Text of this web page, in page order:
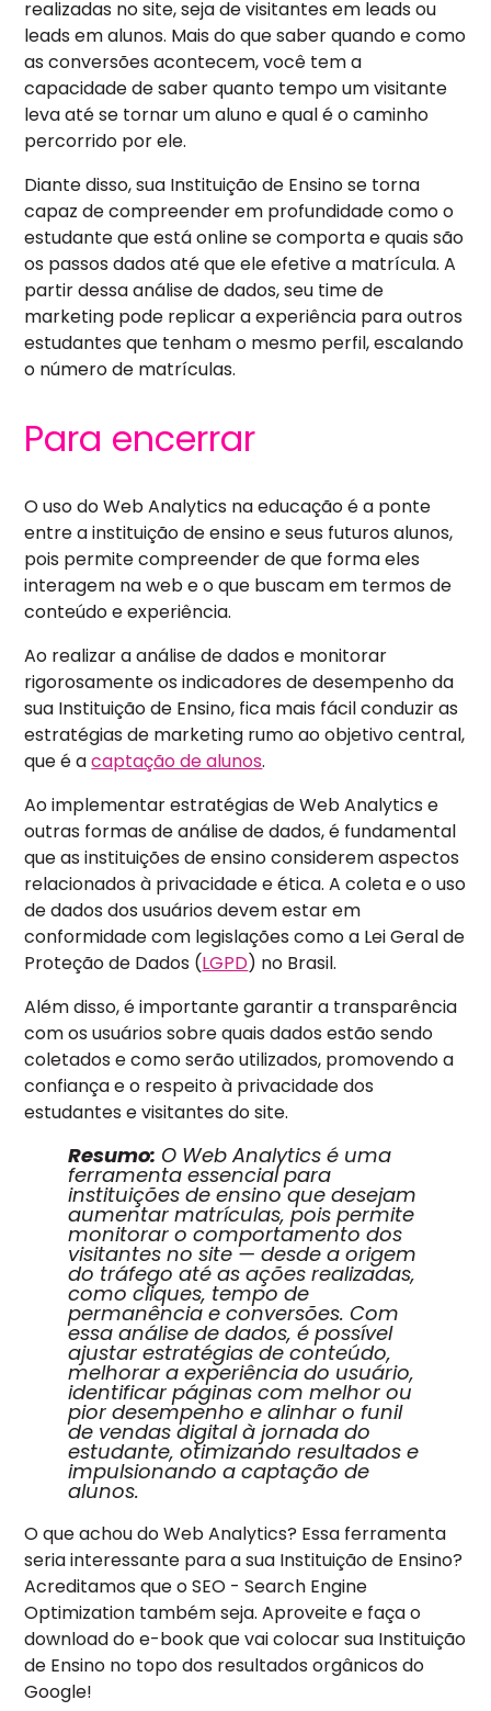
realizadas no site, seja de visitantes em leads ou
leads em alunos. Mais do que saber quando e como
as conversões acontecem, você tem a
capacidade de saber quanto tempo um visitante
leva até se tornar um aluno e qual é o caminho
percorrido por ele.
Diante disso, sua Instituição de Ensino se torna
capaz de compreender em profundidade como o
estudante que está online se comporta e quais são
os passos dados até que ele efetive a matrícula. A
partir dessa análise de dados, seu time de
marketing pode replicar a experiência para outros
estudantes que tenham o mesmo perfil, escalando
o número de matrículas.
Para encerrar
O uso do Web Analytics na educação é a ponte
entre a instituição de ensino e seus futuros alunos,
pois permite compreender de que forma eles
interagem na web e o que buscam em termos de
conteúdo e experiência.
Ao realizar a análise de dados e monitorar
rigorosamente os indicadores de desempenho da
sua Instituição de Ensino, fica mais fácil conduzir as
estratégias de marketing rumo ao objetivo central,
que é acaptação de alunos.
Ao implementar estratégias de Web Analytics e
outras formas de análise de dados, é fundamental
que as instituições de ensino considerem aspectos
relacionados à privacidade e ética. A coleta e o uso
de dados dos usuários devem estar em
conformidade com legislações como a Lei Geral de
Proteção de Dados (LGPD) no Brasil.
Além disso, é importante garantir a transparência
com os usuários sobre quais dados estão sendo
coletados e como serão utilizados, promovendo a
confiança e o respeito à privacidade dos
estudantes e visitantes do site.
Resumo: O Web Analytics é uma
ferramenta essencial para
instituições de ensino que desejam
aumentar matrículas, pois permite
monitorar o comportamento dos
visitantes no site — desde a origem
do tráfego até as ações realizadas,
como cliques, tempo de
permanência e conversões. Com
essa análise de dados, é possível
ajustar estratégias de conteúdo,
melhorar a experiência do usuário,
identificar páginas com melhor ou
pior desempenho e alinhar o funil
de vendas digital à jornada do
estudante, otimizando resultados e
impulsionando a captação de
alunos.
O que achou do Web Analytics? Essa ferramenta
seria interessante para a sua Instituição de Ensino?
Acreditamos que o SEO - Search Engine
Optimization também seja. Aproveite e faça o
download do e-book que vai colocar sua Instituição
de Ensino no topo dos resultados orgânicos do
Google!